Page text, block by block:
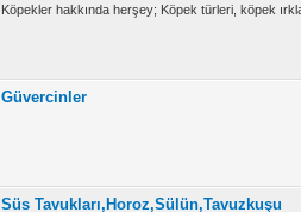
Köpekler hakkında herşey; Köpek türleri, köpek
Güvercinler
Süs Tavukları,Horoz,Sülün,Tavuzkuşu